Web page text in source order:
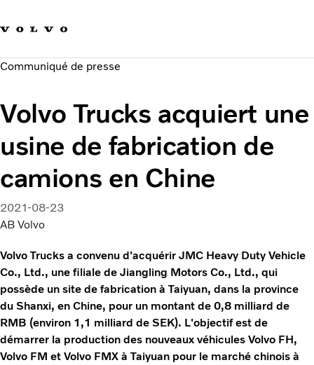
Sustainable Transportation
News & Media
About us
Communiqué de presse
Volvo Trucks acquiert une
usine de fabrication de
camions en Chine
2021-08-23
AB Volvo
Volvo Trucks a convenu d'acquérir JMC Heavy Duty Vehicle
Co., Ltd., une filiale de Jiangling Motors Co., Ltd., qui
possède un site de fabrication à Taiyuan, dans la province
du Shanxi, en Chine, pour un montant de 0,8 milliard de
RMB (environ 1,1 milliard de SEK). L'objectif est de
démarrer la production des nouveaux véhicules Volvo FH,
Volvo FM et Volvo FMX à Taiyuan pour le marché chinois à